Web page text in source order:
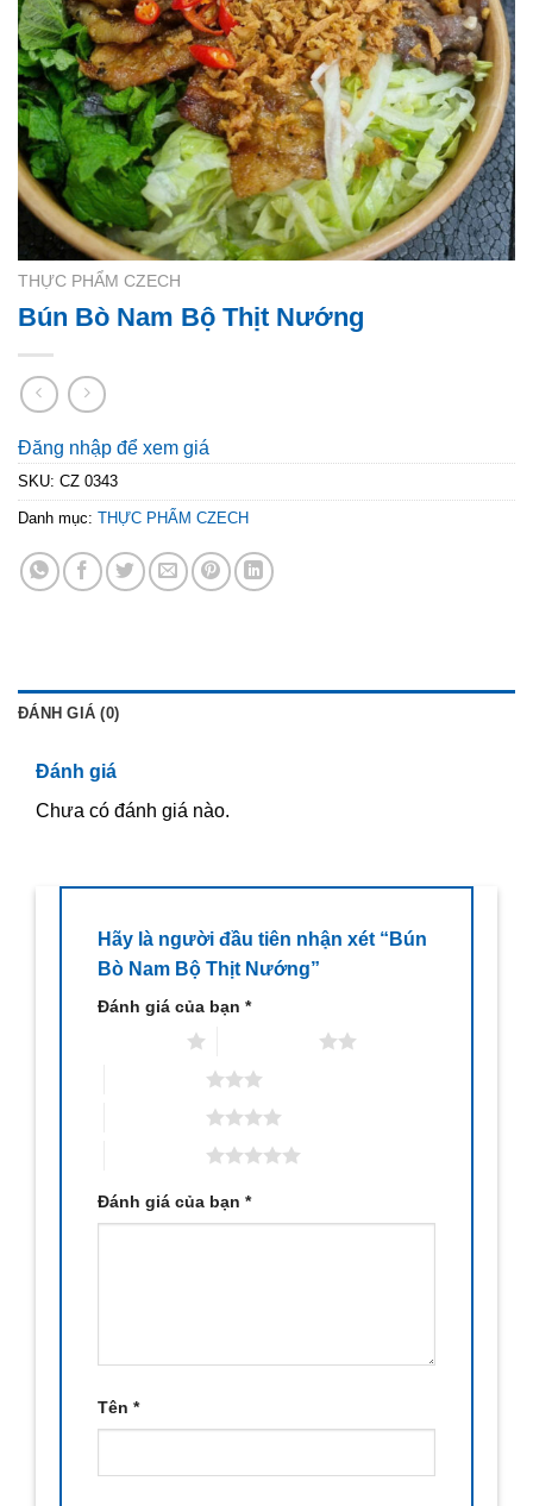
THỰC PHẨM CZECH
Bún Bò Nam Bộ Thịt Nướng
Đăng nhập để xem giá
SKU: CZ 0343
Danh mục: THỰC PHẨM CZECH
ĐÁNH GIÁ (0)
Đánh giá
Chưa có đánh giá nào.
Hãy là người đầu tiên nhận xét “Bún
Bò Nam Bộ Thịt Nướng”
Đánh giá của bạn *
Đánh giá của bạn *
Tên *